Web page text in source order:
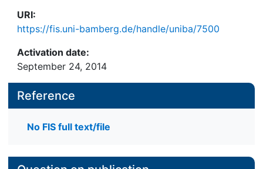
URI:
https://fis.uni-bamberg.de/handle/uniba/7500
Activation date:
September 24, 2014
Reference
No FIS full text/file